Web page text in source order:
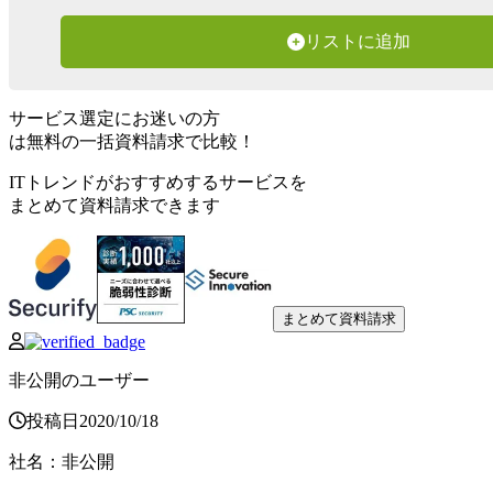
リストに追加
サービス選定にお迷いの方
は無料の一括資料請求で比較！
ITトレンドがおすすめするサービスを
まとめて資料請求できます
まとめて資料請求
非公開のユーザー
投稿日 2020/10/18
社名 ： 非公開